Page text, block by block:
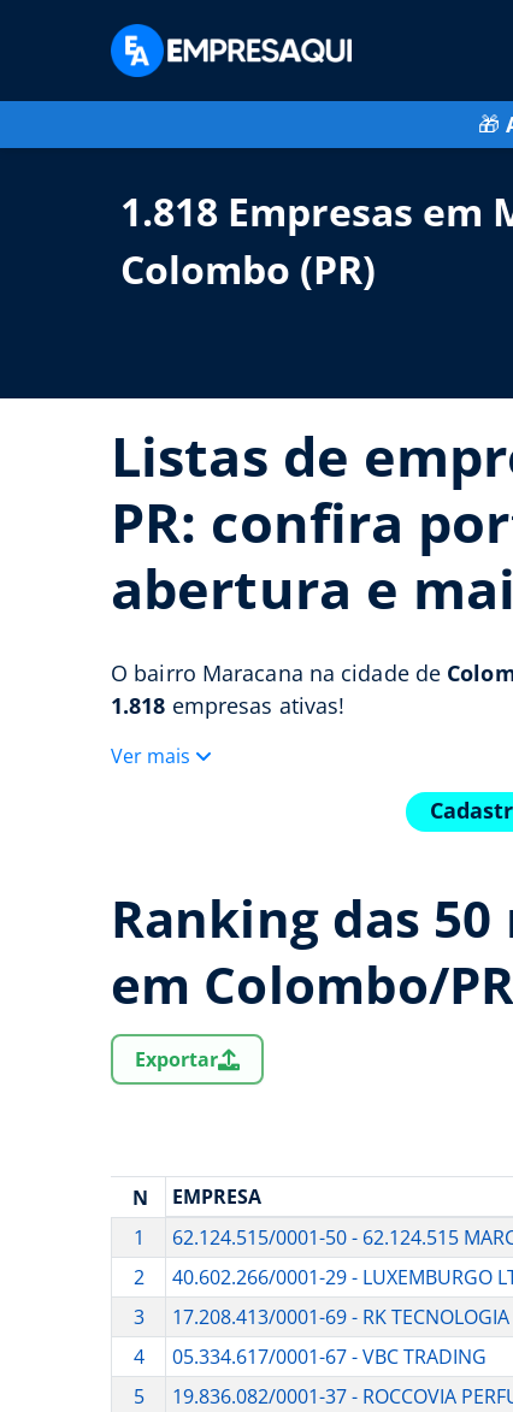
🎁
1.818 Empresas em
Colombo (PR)
Listas de
PR: confira
abertura e
O bairro Maracana na cidade de
1.818 empresas ativas!
Ver mais
Ranking das
em Colombo/PR
Exportar
N EMPRESA
1
62.124.515/0001-50 - 62.124.515
2
40.602.266/0001-29 - LUXEMBURGO
3
17.208.413/0001-69 - RK
4
05.334.617/0001-67 - VBC TRADING
5
19.836.082/0001-37 - ROCCOVIA